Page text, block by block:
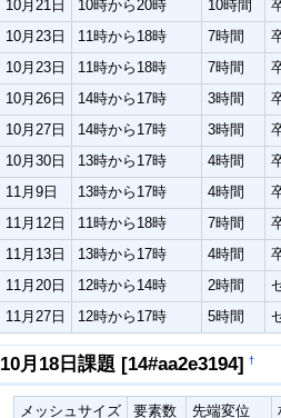
10月21日 10時から20時 10時間
10月23日
11時から18時 7時間
10月23日
11時から18時 7時間
10月26日
14時から17時 3時間
10月27日
14時から17時 3時間
10月30日
13時から17時 4時間
11月9日
13時から17時 4時間
11月12日
11時から18時 7時間
11月13日
13時から17時 4時間
11月20日
12時から14時 2時間
11月27日
12時から17時 5時間
10月18日課題 [14#aa2e3194] †
メッシュサイズ 要素数 先端変位